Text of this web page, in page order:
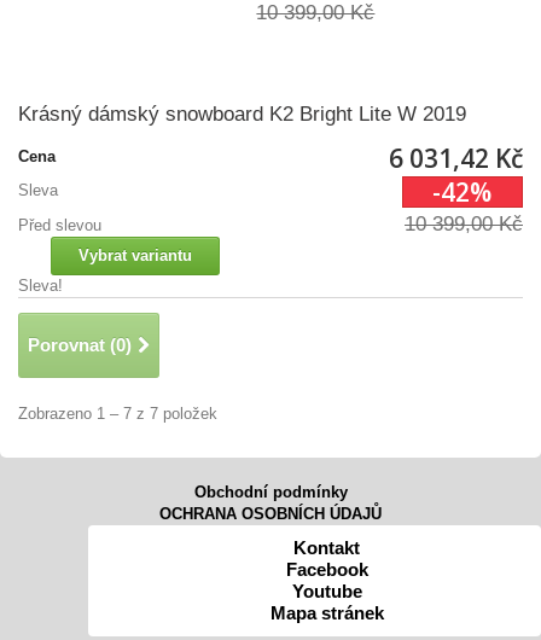
10 399,00 Kč
Krásný dámský snowboard K2 Bright Lite W 2019
6 031,42 Kč
Cena
Sleva
-42%
Před slevou 10 399,00 Kč
Vybrat variantu
Sleva!
Porovnat (0)
Zobrazeno 1 – 7 z 7 položek
Obchodní podmínky
OCHRANA OSOBNÍCH ÚDAJŮ
Kontakt
Facebook
Youtube
Mapa stránek